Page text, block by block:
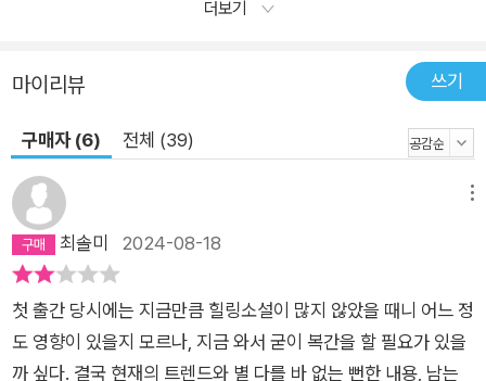
더보기
마이리뷰 쓰기
구매자 (6) 전체 (39)
최솔미 2024-08-18
첫 출간 당시에는 지금만큼 힐링소설이 많지 않았을 때니 어느 정
도 영향이 있을지 모르나, 지금 와서 굳이 복간을 할 필요가 있을
까 싶다. 결국 현재의 트렌드와 별 다를 바 없는 뻔한 내용, 남는